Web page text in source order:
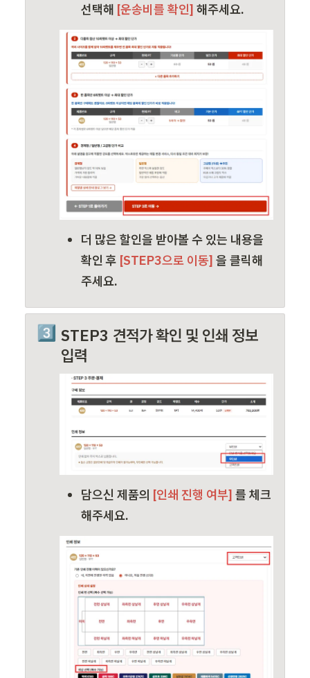
선택해 [운송비를 확인] 해주세요.
더 많은 할인을 받아볼 수 있는 내용을
확인 후 [STEP3으로 이동] 을 클릭해
주세요.
3️⃣ STEP3 견적가 확인 및 인쇄 정보
입력
담으신 제품의 [인쇄 진행 여부] 를 체크
해주세요.